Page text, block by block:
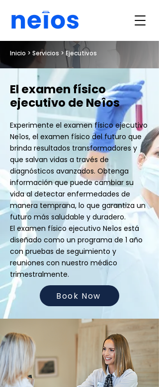
Inicio > Servicios > Ejecutivos
El examen físico
ejecutivo de Neîos
Experimente el examen físico ejecutivo
Neîos, el examen físico del futuro que
brinda resultados transformadores y
que salvan vidas a través de
diagnósticos avanzados. Obtenga
información que puede cambiar su
vida al detectar enfermedades de
manera temprana, lo que garantiza un
futuro más saludable y duradero.
El examen físico ejecutivo Neîos está
diseñado como un programa de 1 año
con pruebas de seguimiento y
reuniones con nuestro médico
trimestralmente.
Book Now